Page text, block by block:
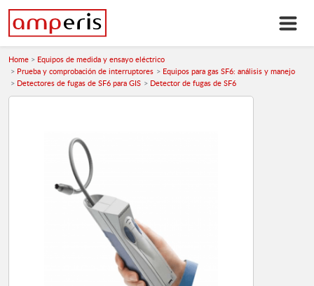
Home
Equipos de medida y ensayo eléctrico
Prueba y comprobación de interruptores
Equipos para gas SF6: análisis y manejo
Detectores de fugas de SF6 para GIS
Detector de fugas de SF6